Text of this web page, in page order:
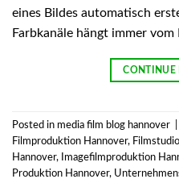
eines Bildes automatisch
Farbkanäle hängt immer
Posted in media film blog hannover
Filmproduktion Hannover,
Hannover, Imagefilmproduktion
Produktion Hannover,